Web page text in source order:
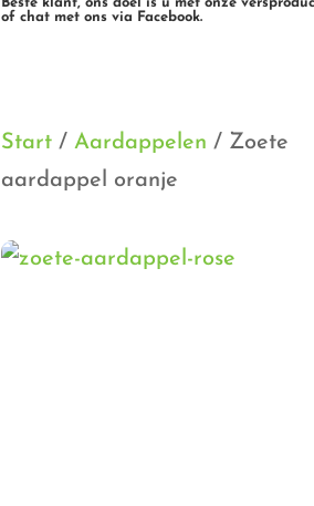
of chat met ons via Facebook.
Start /Aardappelen / Zoete
aardappel oranje